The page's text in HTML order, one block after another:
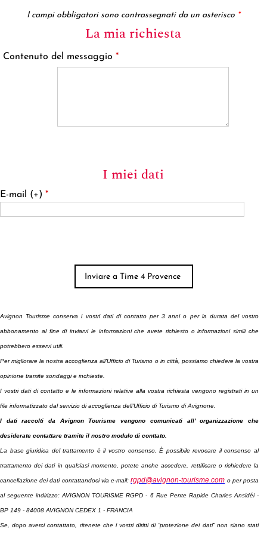
I campi obbligatori sono contrassegnati da un asterisco *
La mia richiesta
Contenuto del messaggio *
I miei dati
E-mail (+) *
Avignon Tourisme conserva i vostri dati di contatto per 3 anni o per la durata del vostro
abbonamento al fine di inviarvi le informazioni che avete richiesto o informazioni simili che
potrebbero esservi utili.
Per migliorare la nostra accoglienza all'Ufficio di Turismo o in città, possiamo chiedere la vostra
opinione tramite sondaggi e inchieste.
I vostri dati di contatto e le informazioni relative alla vostra richiesta vengono registrati in un
file informatizzato dal servizio di accoglienza dell'Ufficio di Turismo di Avignone.
I dati raccolti da Avignon Tourisme vengono comunicati all' organizzazione che
desiderate contattare tramite il nostro modulo di conttato.
La base giuridica del trattamento è il vostro consenso. È possibile revocare il consenso al
trattamento dei dati in qualsiasi momento, potete anche accedere, rettificare o richiedere la
cancellazione dei dati contattandoci via e-mail:rgpd@avignon-tourisme.com o per posta
al seguente indirizzo: AVIGNON TOURISME RGPD - 6 Rue Pente Rapide Charles Ansidéi -
BP 149 - 84008 AVIGNON CEDEX 1 - FRANCIA
Se, dopo averci contattato, ritenete che i vostri diritti di “protezione dei dati” non siano stati